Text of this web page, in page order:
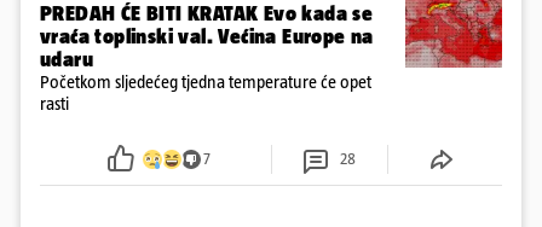
PREDAH ĆE BITI KRATAK Evo kada se
vraća toplinski val. Većina Europe na
udaru
Početkom sljedećeg tjedna temperature će opet
rasti
7 28